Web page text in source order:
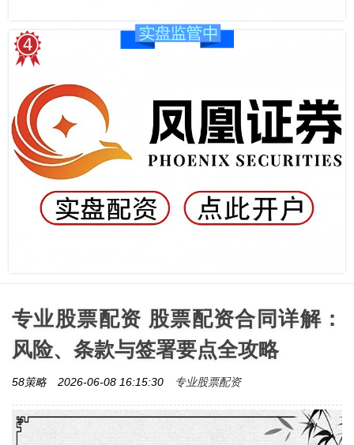
专业股票配资 股票配资合同详解：
风险、条款与签署要点全攻略
58策略 2026-06-08 16:15:30 专业股票配资